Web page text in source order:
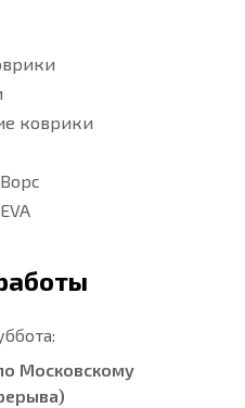
коврики
Московскому